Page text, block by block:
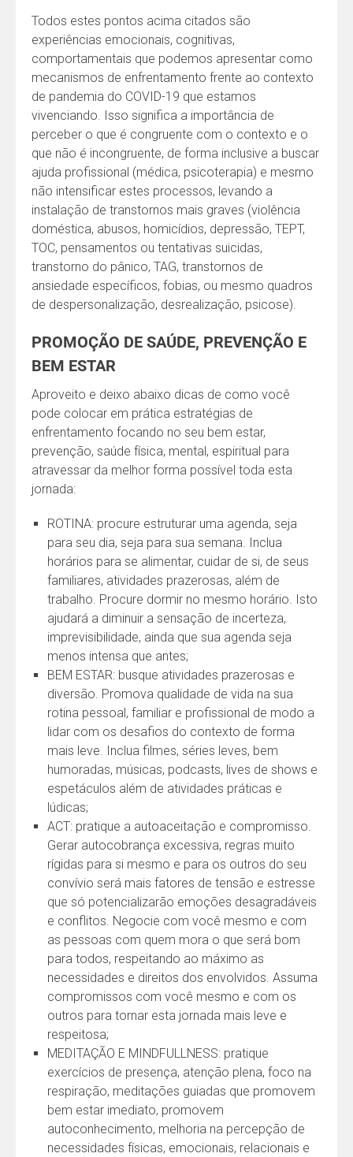
Todos estes pontos acima citados são
experiências emocionais, cognitivas,
comportamentais que podemos apresentar como
mecanismos de enfrentamento frente ao contexto
de pandemia do COVID-19 que estamos
vivenciando. Isso significa a importância de
perceber o que é congruente com o contexto e o
que não é incongruente, de forma inclusive a buscar
ajuda profissional (médica, psicoterapia) e mesmo
não intensificar estes processos, levando a
instalação de transtornos mais graves (violência
doméstica, abusos, homicídios, depressão, TEPT,
TOC, pensamentos ou tentativas suicidas,
transtorno do pânico, TAG, transtornos de
ansiedade específicos, fobias, ou mesmo quadros
de despersonalização, desrealização, psicose).
PROMOÇÃO DE SAÚDE, PREVENÇÃO E
BEM ESTAR
Aproveito e deixo abaixo dicas de como você
pode colocar em prática estratégias de
enfrentamento focando no seu bem estar,
prevenção, saúde física, mental, espiritual para
atravessar da melhor forma possível toda esta
jornada:
ROTINA: procure estruturar uma agenda, seja
para seu dia, seja para sua semana. Inclua
horários para se alimentar, cuidar de si, de seus
familiares, atividades prazerosas, além de
trabalho. Procure dormir no mesmo horário. Isto
ajudará a diminuir a sensação de incerteza,
imprevisibilidade, ainda que sua agenda seja
menos intensa que antes;
BEM ESTAR: busque atividades prazerosas e
diversão. Promova qualidade de vida na sua
rotina pessoal, familiar e profissional de modo a
lidar com os desafios do contexto de forma
mais leve. Inclua filmes, séries leves, bem
humoradas, músicas, podcasts, lives de shows e
espetáculos além de atividades práticas e
lúdicas;
ACT: pratique a autoaceitação e compromisso.
Gerar autocobrança excessiva, regras muito
rígidas para si mesmo e para os outros do seu
convívio será mais fatores de tensão e estresse
que só potencializarão emoções desagradáveis
e conflitos. Negocie com você mesmo e com
as pessoas com quem mora o que será bom
para todos, respeitando ao máximo as
necessidades e direitos dos envolvidos. Assuma
compromissos com você mesmo e com os
outros para tornar esta jornada mais leve e
respeitosa;
MEDITAÇÃO E MINDFULLNESS: pratique
exercícios de presença, atenção plena, foco na
respiração, meditações guiadas que promovem
bem estar imediato, promovem
autoconhecimento, melhoria na percepção de
necessidades físicas, emocionais, relacionais e